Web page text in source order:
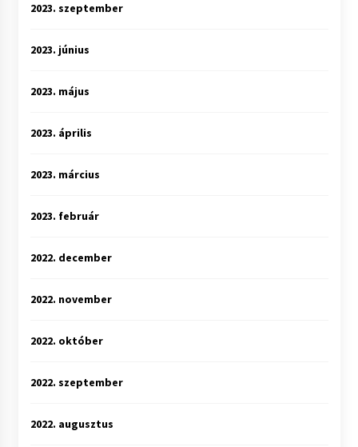
2023. szeptember
2023. június
2023. május
2023. április
2023. március
2023. február
2022. december
2022. november
2022. október
2022. szeptember
2022. augusztus